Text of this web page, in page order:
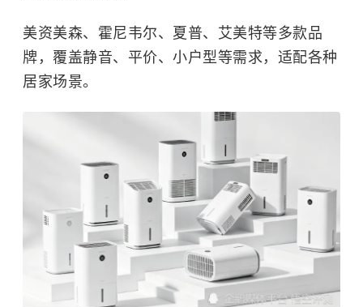
美资美森、霍尼韦尔、夏普、艾美特等多款品
牌，覆盖静音、平价、小户型等需求，适配各种
居家场景。